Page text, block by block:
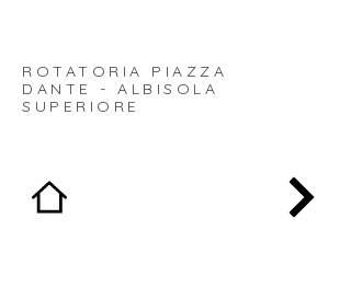
ROTATORIA PIAZZA
DANTE - ALBISOLA
SUPERIORE